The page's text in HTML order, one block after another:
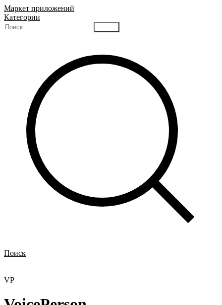
Маркет приложений
Категории
Поиск
VP